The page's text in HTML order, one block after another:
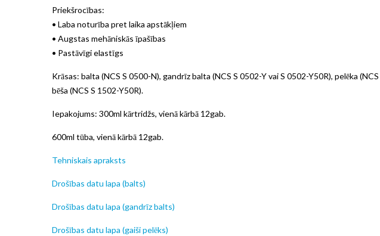
Priekšrocības:
• Laba noturība pret laika apstākļiem
• Augstas mehāniskās īpašības
• Pastāvīgi elastīgs
Krāsas: balta (NCS S 0500-N), gandrīz balta (NCS S 0502-Y vai S 0502-Y50R), pelēka
bēša (NCS S 1502-Y50R).
Iepakojums: 300ml kārtridžs, vienā kārbā 12gab.
600ml tūba, vienā kārbā 12gab.
Tehniskais apraksts
Drošības datu lapa (balts)
Drošības datu lapa (gandrīz balts)
Drošības datu lapa (gaiši pelēks)